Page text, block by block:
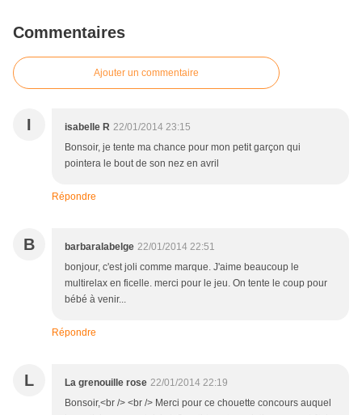
Commentaires
Ajouter un commentaire
I isabelle R 22/01/2014 23:15
Bonsoir, je tente ma chance pour mon petit garçon qui
pointera le bout de son nez en avril
Répondre
B barbaralabelge 22/01/2014 22:51
bonjour, c'est joli comme marque. J'aime beaucoup le
multirelax en ficelle. merci pour le jeu. On tente le coup pour
bébé à venir...
Répondre
L La grenouille rose 22/01/2014 22:19
Bonsoir,<br /> <br /> Merci pour ce chouette concours auquel